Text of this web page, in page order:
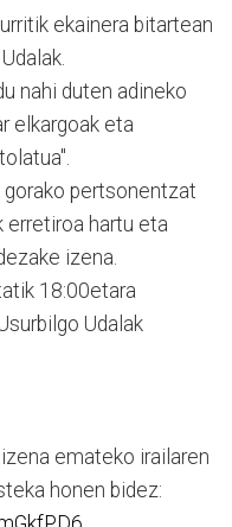
ekainera bitartean
nahi duten adineko
elkargoak eta
pertsonentzat
erretiroa hartu eta
izena.
18:00etara
Udalak
emateko irailaren
honen bidez: